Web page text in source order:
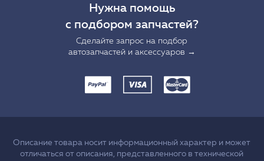
Нужна помощь
с подбором запчастей?
Сделайте запрос на подбор
автозапчастей и аксессуаров →
Описание товара носит информационный характер и может
отличаться от описания, представленного в технической